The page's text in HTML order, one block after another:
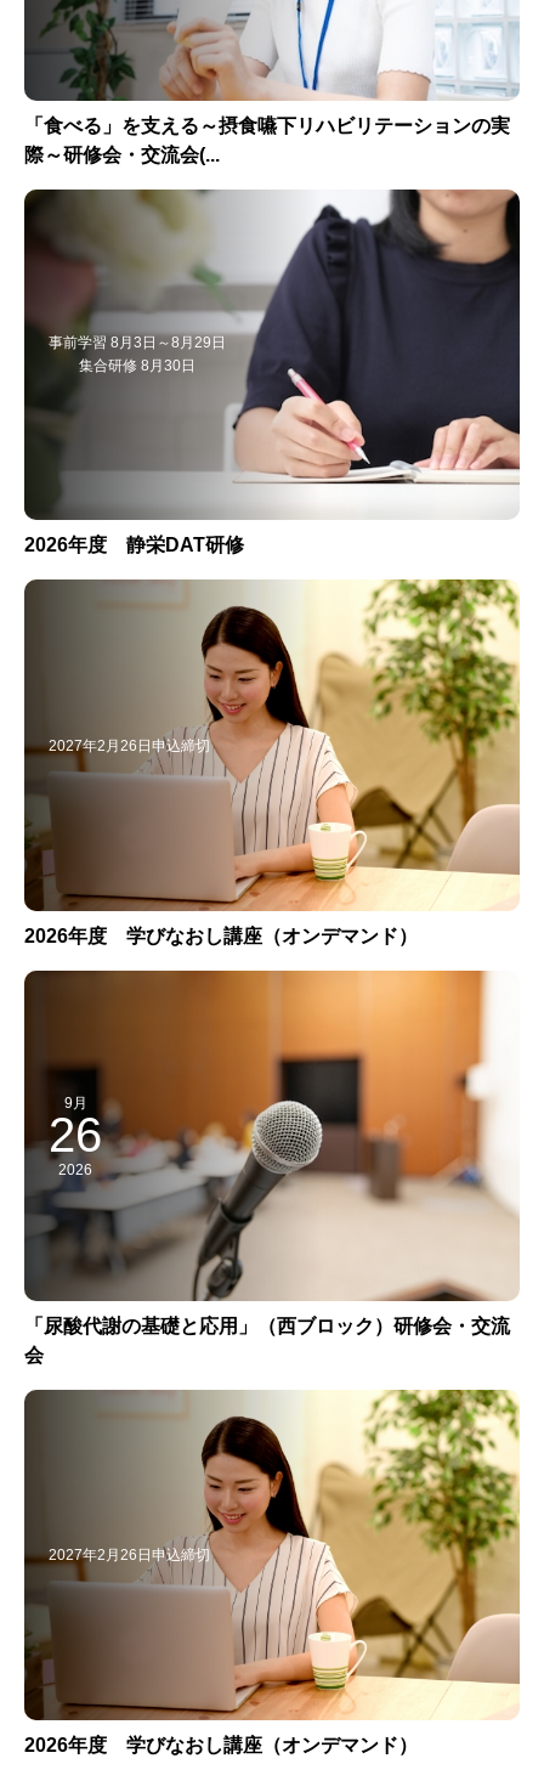
「食べる」を支える～摂食嚥下リハビリテーションの実
際～研修会・交流会(...
事前学習 8月3日～8月29日
集合研修 8月30日
2026年度 静栄DAT研修
2027年2月26日申込締切
2026年度 学びなおし講座（オンデマンド）
9月
26
2026
「尿酸代謝の基礎と応用」（西ブロック）研修会・交流
会
2027年2月26日申込締切
2026年度 学びなおし講座（オンデマンド）